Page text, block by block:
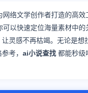
网络文学创作者打造的高效
可以快速定位海量素材中的
灵感不再枯竭。无论是想
考， ai小说查找 都能秒级